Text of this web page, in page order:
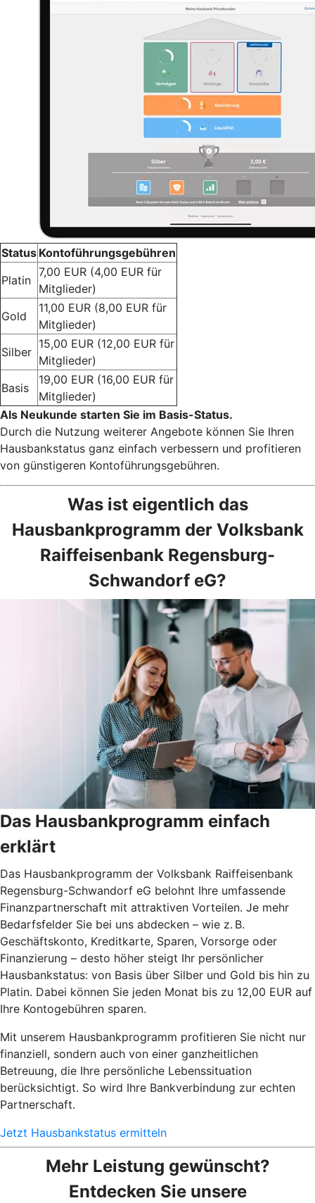
Status Kontoführungsgebühren
Platin
7,00 EUR (4,00 EUR für
Mitglieder)
Gold
11,00 EUR (8,00 EUR für
Mitglieder)
Silber
15,00 EUR (12,00 EUR für
Mitglieder)
Basis
19,00 EUR (16,00 EUR für
Mitglieder)
Als Neukunde starten Sie im Basis-Status.
Durch die Nutzung weiterer Angebote können Sie Ihren
Hausbankstatus ganz einfach verbessern und profitieren
von günstigeren Kontoführungsgebühren.
Was ist eigentlich das
Hausbankprogramm der Volksbank
Raiffeisenbank Regensburg-
Schwandorf eG?
Das Hausbankprogramm einfach
erklärt
Das Hausbankprogramm der Volksbank Raiffeisenbank
Regensburg-Schwandorf eG belohnt Ihre umfassende
Finanzpartnerschaft mit attraktiven Vorteilen. Je mehr
Bedarfsfelder Sie bei uns abdecken – wie z. B.
Geschäftskonto, Kreditkarte, Sparen, Vorsorge oder
Finanzierung – desto höher steigt Ihr persönlicher
Hausbankstatus: von Basis über Silber und Gold bis hin zu
Platin. Dabei können Sie jeden Monat bis zu 12,00 EUR auf
Ihre Kontogebühren sparen.
Mit unserem Hausbankprogramm profitieren Sie nicht nur
finanziell, sondern auch von einer ganzheitlichen
Betreuung, die Ihre persönliche Lebenssituation
berücksichtigt. So wird Ihre Bankverbindung zur echten
Partnerschaft.
Jetzt Hausbankstatus ermitteln
Mehr Leistung gewünscht?
Entdecken Sie unsere